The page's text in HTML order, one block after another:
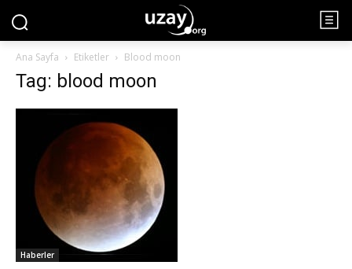
Ana Sayfa Etiketler Blood moon
Tag: blood moon
Haberler